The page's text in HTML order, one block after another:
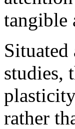
tangible
studies,
rather